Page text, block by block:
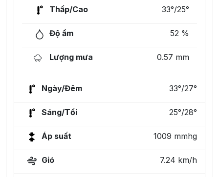
Thấp/Cao 33°/25°
Độ ẩm 52 %
Lượng mưa 0.57 mm
Ngày/Đêm 33°/27°
Sáng/Tối 25°/28°
Áp suất 1009 mmhg
Gió 7.24 km/h